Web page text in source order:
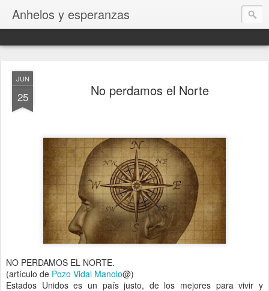
Anhelos y esperanzas
JUN
25 No perdamos el Norte
NO PERDAMOS EL NORTE.
(artículo de Pozo Vidal Manolo@)
Estados Unidos es un país justo, de los mejores para vivir y